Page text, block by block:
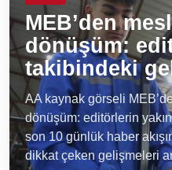
MEB’den
dönüşüm:
takibindeki
AA kaynak görseli
dönüşüm: editörlerin
son 10 günlük haber
dikkat çeken gelişmeleri